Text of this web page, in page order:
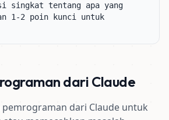
singkat tentang apa yang
1-2 poin kunci untuk
dari Claude
dari Claude untuk